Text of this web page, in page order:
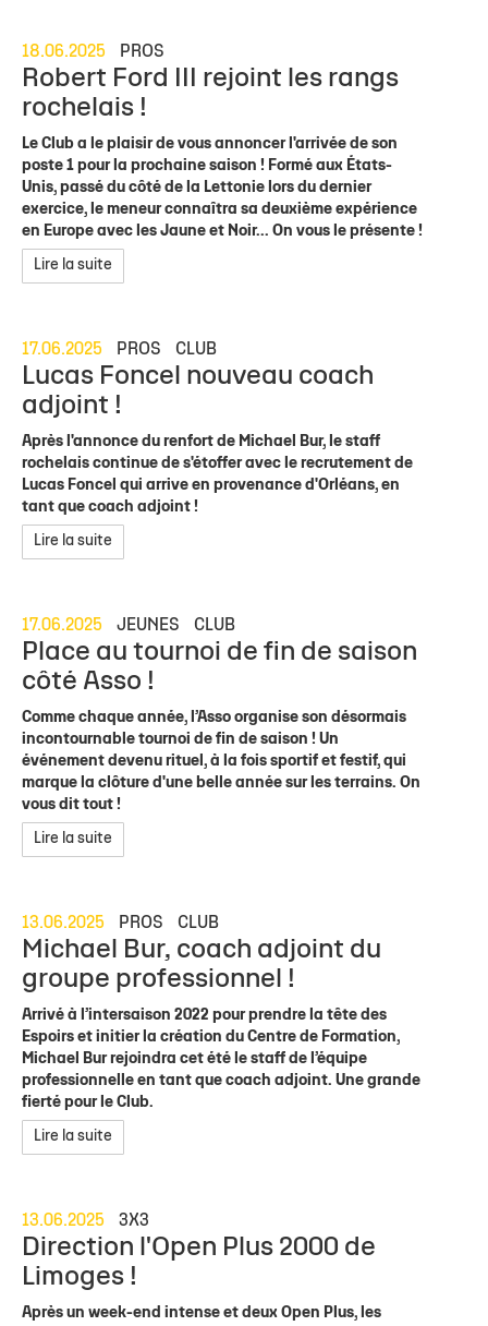
18.06.2025 PROS
Robert Ford III rejoint les rangs
rochelais !
Le Club a le plaisir de vous annoncer l'arrivée de son
poste 1 pour la prochaine saison ! Formé aux États-
Unis, passé du côté de la Lettonie lors du dernier
exercice, le meneur connaîtra sa deuxième expérience
en Europe avec les Jaune et Noir... On vous le présente !
Lire la suite
17.06.2025 PROS CLUB
Lucas Foncel nouveau coach
adjoint !
Après l'annonce du renfort de Michael Bur, le staff
rochelais continue de s'étoffer avec le recrutement de
Lucas Foncel qui arrive en provenance d'Orléans, en
tant que coach adjoint !
Lire la suite
17.06.2025 JEUNES CLUB
Place au tournoi de fin de saison
côté Asso !
Comme chaque année, l’Asso organise son désormais
incontournable tournoi de fin de saison ! Un
événement devenu rituel, à la fois sportif et festif, qui
marque la clôture d'une belle année sur les terrains. On
vous dit tout !
Lire la suite
13.06.2025 PROS CLUB
Michael Bur, coach adjoint du
groupe professionnel !
Arrivé à l’intersaison 2022 pour prendre la tête des
Espoirs et initier la création du Centre de Formation,
Michael Bur rejoindra cet été le staff de l’équipe
professionnelle en tant que coach adjoint. Une grande
fierté pour le Club.
Lire la suite
13.06.2025 3X3
Direction l'Open Plus 2000 de
Limoges !
Après un week-end intense et deux Open Plus, les